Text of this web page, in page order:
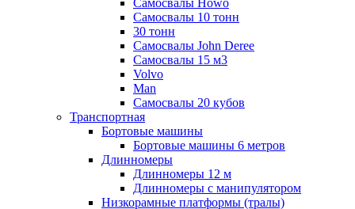
Самосвалы Howo
Самосвалы 10 тонн
30 тонн
Самосвалы John Deree
Самосвалы 15 м3
Volvo
Man
Самосвалы 20 кубов
Транспортная
Бортовые машины
Бортовые машины 6 метров
Длинномеры
Длинномеры 12 м
Длинномеры с манипулятором
Низкорамные платформы (тралы)